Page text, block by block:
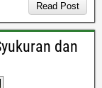
Read Post
dan